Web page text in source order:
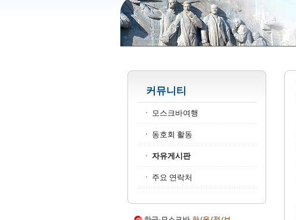
커뮤니티
모스크바여행
동호회 활동
자유게시판
주요 연락처